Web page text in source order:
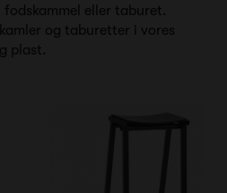
fodskammel eller taburet.
og taburetter i vores
plast.